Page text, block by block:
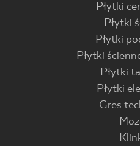
Płytki
Płytki
Płytki
Płytki
Płytki
Płytki
Gres